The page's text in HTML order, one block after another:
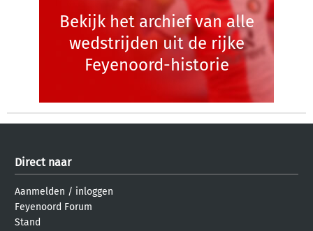
Bekijk het archief van alle
wedstrijden uit de rijke
Feyenoord-historie
Direct naar
Aanmelden / inloggen
Feyenoord Forum
Stand